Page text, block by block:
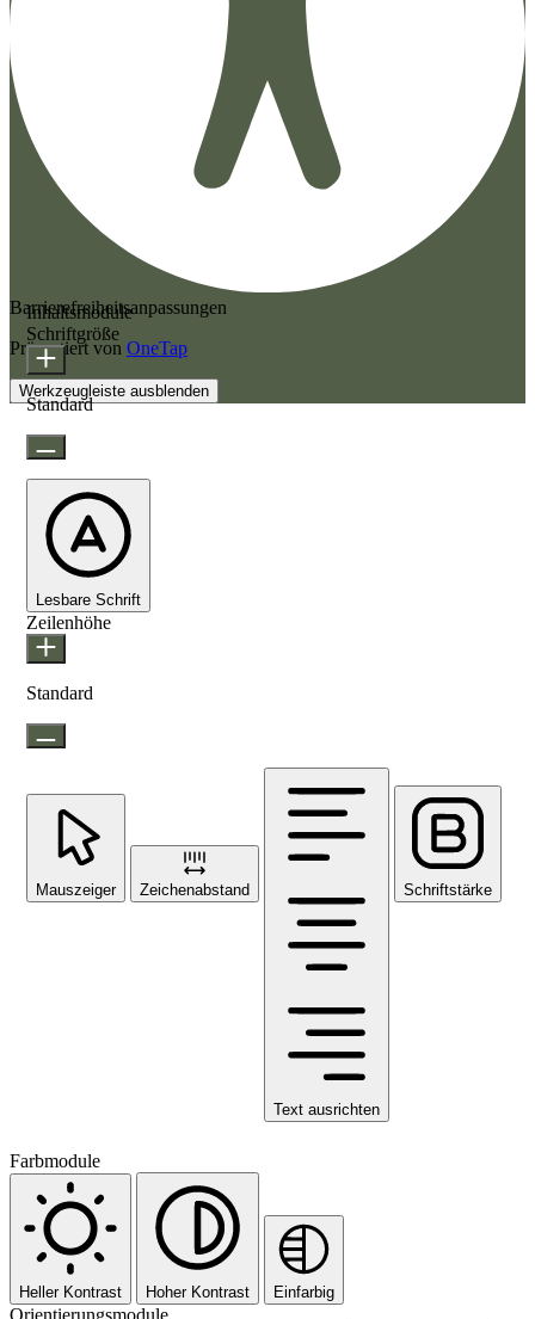
Barrierefreiheitsanpassungen
Präsentiert von OneTap
Werkzeugleiste ausblenden
Inhaltsmodule
Schriftgröße
Standard
Lesbare Schrift
Zeilenhöhe
Standard
Mauszeiger Zeichenabstand
Text ausrichten
Schriftstärke
Farbmodule
Heller Kontrast Hoher Kontrast Einfarbig